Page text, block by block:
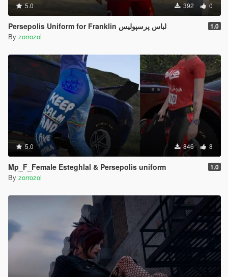
5.0 392 0
Persepolis Uniform for Franklin لباس پرسپولیس 1.0
By zorrozol
5.0 846 8
Mp_F_Female Esteghlal & Persepolis uniform 1.0
By zorrozol